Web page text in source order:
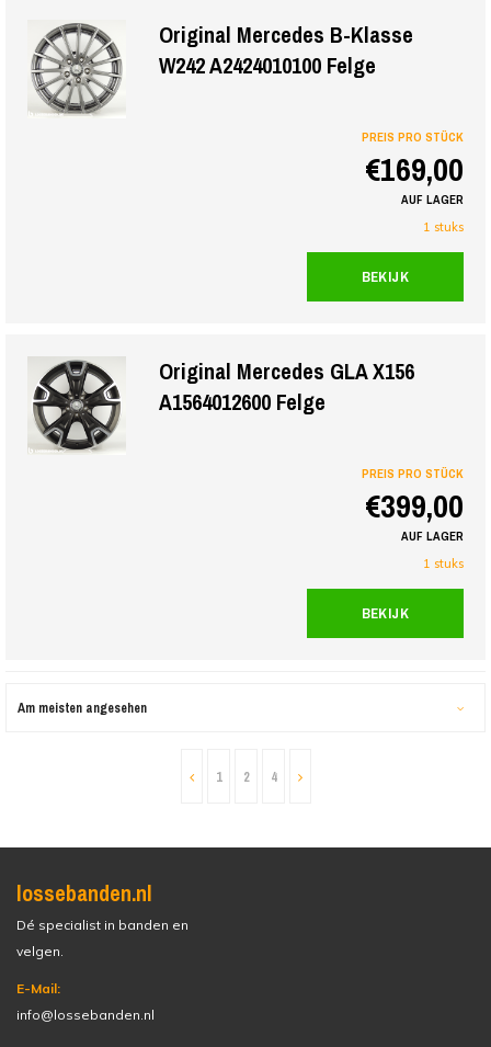
Original Mercedes B-Klasse
W242 A2424010100 Felge
PREIS PRO STÜCK
€169,00
AUF LAGER
1 stuks
BEKIJK
Original Mercedes GLA X156
A1564012600 Felge
PREIS PRO STÜCK
€399,00
AUF LAGER
1 stuks
BEKIJK
Am meisten angesehen
1 2 4
lossebanden.nl
Dé specialist in banden en
velgen.
E-Mail:
info@lossebanden.nl